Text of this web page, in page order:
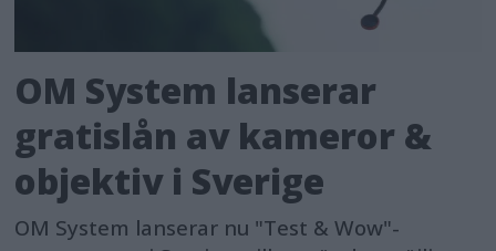
OM System lanserar
gratislån av kameror &
objektiv i Sverige
OM System lanserar nu "Test & Wow"-